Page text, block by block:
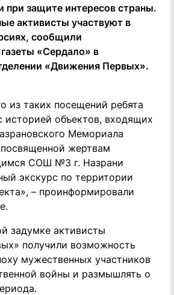
при защите интересов страны.
активисты участвуют в
сообщили
«Сердало» в
«Движения Первых».
из таких посещений ребята
историей объектов, входящих
Мемориала
жертвам
СОШ №3 г. Назрани
экскурс по территории
– проинформировали
задумке активисты
получили возможность
мужественных участников
войны и размышлять о